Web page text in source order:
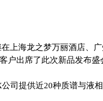
上海龙之梦万丽酒店、
户出席了此次新品发布盛
公司提供近20种质谱与液